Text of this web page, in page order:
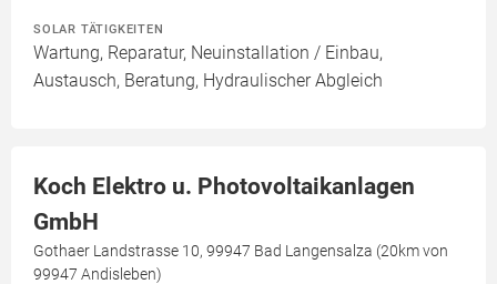
SOLAR TÄTIGKEITEN
Wartung, Reparatur, Neuinstallation / Einbau,
Austausch, Beratung, Hydraulischer Abgleich
Koch Elektro u. Photovoltaikanlagen
GmbH
Gothaer Landstrasse 10, 99947 Bad Langensalza (20km von
99947 Andisleben)